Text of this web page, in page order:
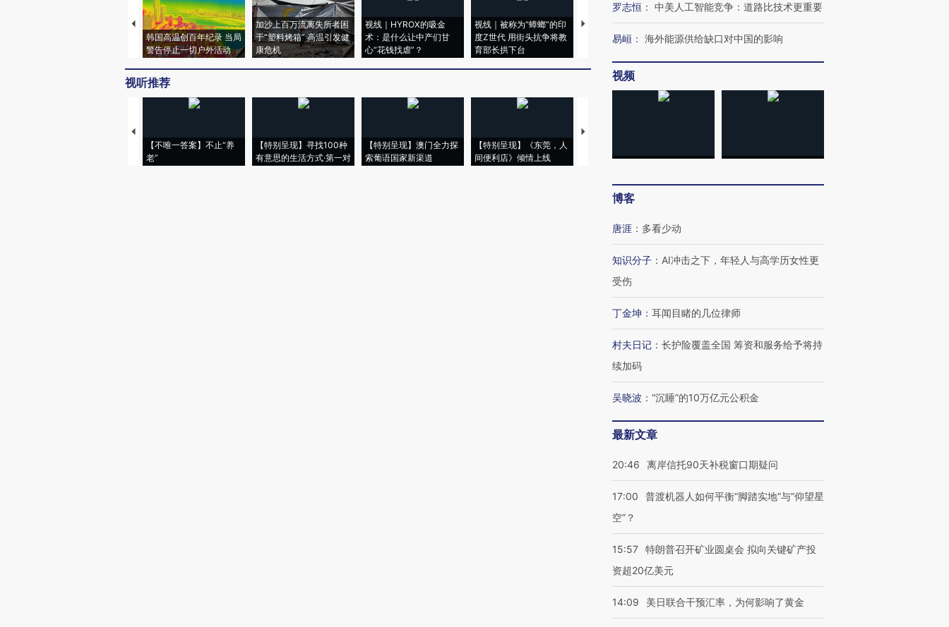
韩国高温创百年纪录 当局
警告停止一切户外活动
加沙上百万流离失所者困
于“塑料烤箱” 高温引发健
康危机
视线｜HYROX的吸金
术：是什么让中产们甘
心“花钱找虐”？
视线｜被称为“蟑螂”的印
度Z世代 用街头抗争将教
育部长拱下台
视线｜“入侵”还是“人道危
机”？难民潮撕裂西班牙
湖北宜昌局部短时降雨
128毫米 紧急转移近
哈尔滨遭遇短时极端强降
视听推荐
【不唯一答案】不止“养
老”
【特别呈现】寻找100种
有意思的生活方式·第一对
【特别呈现】澳门全力探
索葡语国家新渠道
【特别呈现】《东莞，人
间便利店》倾情上线
【推广】走进第四届链博
有意思的生活方式·第三对
住三大增长引擎是什么？
罗志恒 ： 中美人工智能竞争：道路比技术更重要
易峘 ： 海外能源供给缺口对中国的影响
视频
博客
唐涯 ： 多看少动
知识分子 ： AI冲击之下，年轻人与高学历女性更
受伤
丁金坤 ： 耳闻目睹的几位律师
村夫日记 ： 长护险覆盖全国 筹资和服务给予将持
续加码
吴晓波 ： “沉睡”的10万亿元公积金
最新文章
20:46 离岸信托90天补税窗口期疑问
17:00
普渡机器人如何平衡“脚踏实地”与“仰望星
空”？
15:57 特朗普召开矿业圆桌会 拟向关键矿产投
资超20亿美元
14:09 美日联合干预汇率，为何影响了黄金